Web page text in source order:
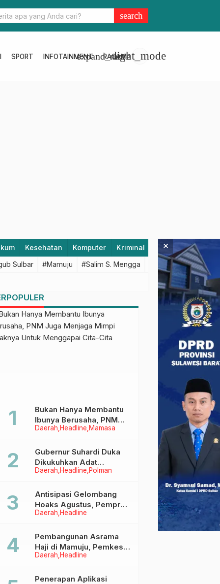
Sulbar Motivasi Siswa SMAN 1 Mamuju: Cerdas di Jalan, Hebat
search
SPORT INFOTAINMENT RAGAM
expand_morelight_mode
Kesehatan Komputer Kriminal Lifestyle
Sulbar
#Mamuju #Salim S. Mengga #featured #Polda
Daerah Headline Mamasa
Bukan Hanya Membantu
Ibunya Berusaha, PNM
Juga Menjaga Mimpi
Menggapai Cita-Cita
Daerah Headline Polman
Gubernur Suhardi Duka
Dikukuhkan Adat
Balanipa, Raih Gelar Sulo
Daerah Headline
Antisipasi Gelombang
Hoaks Agustus, Pemprov
Sulbar Ajak Warga Jaga
Daerah Headline
Pembangunan Asrama
Haji di Mamuju, Pemkesra
dan Kementerian Haji
Penerapan Aplikasi
×